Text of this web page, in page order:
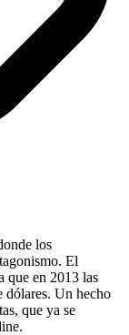
los
El
que en 2013 las
dólares. Un hecho
que ya se